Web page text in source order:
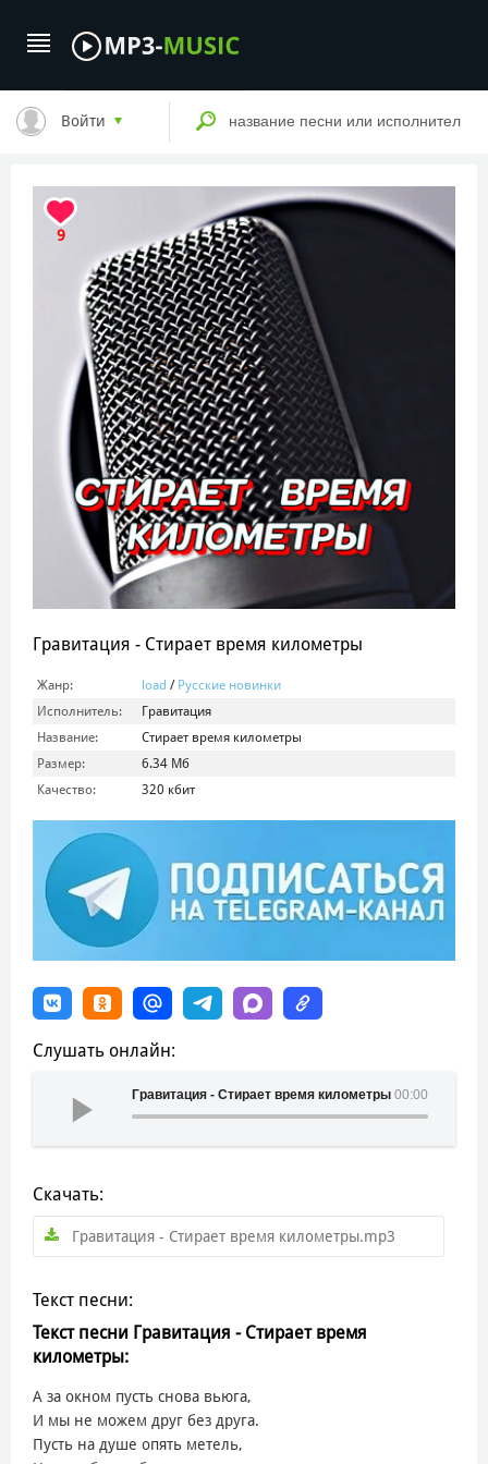
Войти
9
Гравитация - Стирает время километры
Жанр: load / Русские новинки
Исполнитель:
Гравитация
Название:
Стирает время километры
Размер:
6.34 Мб
Качество:
320 кбит
Слушать онлайн:
00:00
Гравитация - Стирает время километры
Скачать:
Гравитация - Стирает время километры.mp3
Текст песни:
Текст песни Гравитация - Стирает время
километры:
А за окном пусть снова вьюга,
И мы не можем друг без друга.
Пусть на душе опять метель,